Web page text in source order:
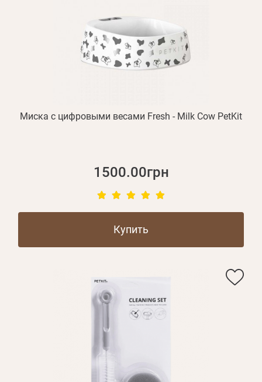
Миска с цифровыми весами Fresh - Milk Cow PetKit
1500.00грн
Купить